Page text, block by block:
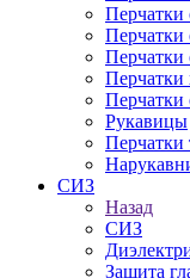
Перчатки
Перчатки
Перчатки
Перчатки
Перчатки
Рукавицы
Перчатки
СИЗ
Назад
СИЗ
Защита